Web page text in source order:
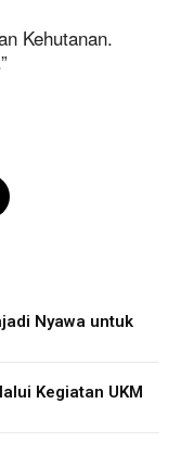
Kehutanan.
Nyawa untuk
Kegiatan UKM